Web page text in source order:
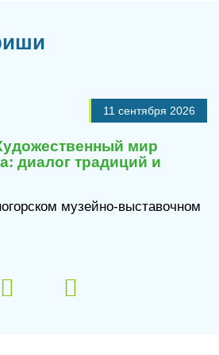
11 сентября 2026
мир
диалог традиций и
музейно-выставочном